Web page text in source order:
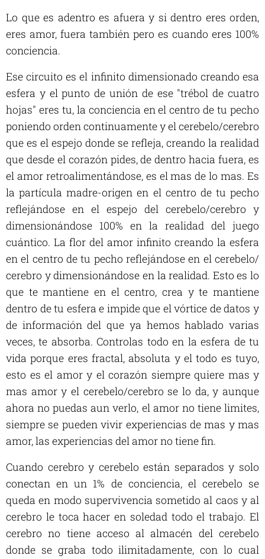
Lo que es adentro es afuera y si dentro eres orden,
eres amor, fuera también pero es cuando eres 100%
conciencia.
Ese circuito es el infinito dimensionado creando esa
esfera y el punto de unión de ese "trébol de cuatro
hojas" eres tu, la conciencia en el centro de tu pecho
poniendo orden continuamente y el cerebelo/cerebro
que es el espejo donde se refleja, creando la realidad
que desde el corazón pides, de dentro hacia fuera, es
el amor retroalimentándose, es el mas de lo mas. Es
la partícula madre-origen en el centro de tu pecho
reflejándose en el espejo del cerebelo/cerebro y
dimensionándose 100% en la realidad del juego
cuántico. La flor del amor infinito creando la esfera
en el centro de tu pecho reflejándose en el cerebelo/
cerebro y dimensionándose en la realidad. Esto es lo
que te mantiene en el centro, crea y te mantiene
dentro de tu esfera e impide que el vórtice de datos y
de información del que ya hemos hablado varias
veces, te absorba. Controlas todo en la esfera de tu
vida porque eres fractal, absoluta y el todo es tuyo,
esto es el amor y el corazón siempre quiere mas y
mas amor y el cerebelo/cerebro se lo da, y aunque
ahora no puedas aun verlo, el amor no tiene limites,
siempre se pueden vivir experiencias de mas y mas
amor, las experiencias del amor no tiene fin.
Cuando cerebro y cerebelo están separados y solo
conectan en un 1% de conciencia, el cerebelo se
queda en modo supervivencia sometido al caos y al
cerebro le toca hacer en soledad todo el trabajo. El
cerebro no tiene acceso al almacén del cerebelo
donde se graba todo ilimitadamente, con lo cual